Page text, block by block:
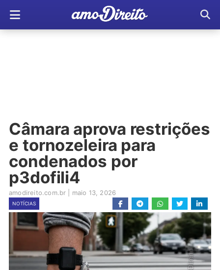
Câmara aprova restrições
e tornozeleira para
condenados por
p3dofili4
amodireito.com.br maio 13, 2026
NOTÍCIAS